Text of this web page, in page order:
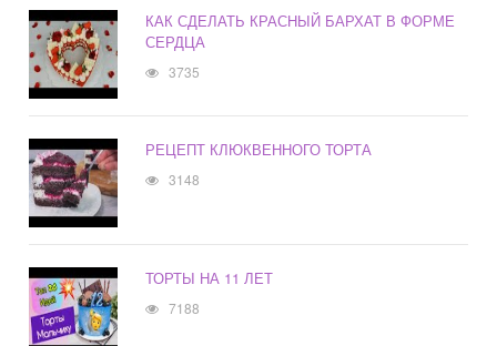
КАК СДЕЛАТЬ КРАСНЫЙ БАРХАТ В ФОРМЕ
СЕРДЦА
3735
РЕЦЕПТ КЛЮКВЕННОГО ТОРТА
3148
ТОРТЫ НА 11 ЛЕТ
7188